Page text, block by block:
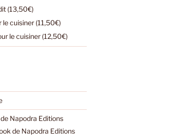
(13,50€)
le cuisiner (11,50€)
le cuisiner (12,50€)
Napodra Editions
de Napodra Editions